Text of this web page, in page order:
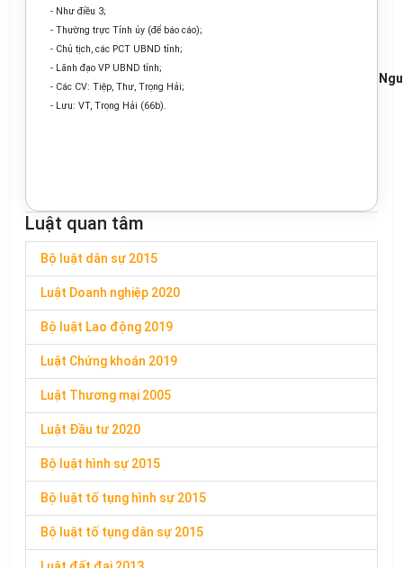
- Như điều 3;
- Thường trực Tỉnh ủy (để báo cáo);
- Chủ tịch, các PCT UBND tỉnh;
- Lãnh đạo VP UBND tỉnh;
- Các CV: Tiệp, Thư, Trọng Hải;
- Lưu: VT, Trọng Hải (66b).
Luật quan tâm
Bộ luật dân sự 2015
Luật Doanh nghiệp 2020
Bộ luật Lao động 2019
Luật Chứng khoán 2019
Luật Thương mại 2005
Luật Đầu tư 2020
Bộ luật hình sự 2015
Bộ luật tố tụng hình sự 2015
Bộ luật tố tụng dân sự 2015